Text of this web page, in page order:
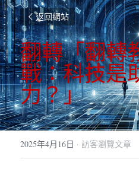
返回網站
翻轉「翻轉
戰：科技是
力？」
2025年4月16日 · 訪客瀏覽文章